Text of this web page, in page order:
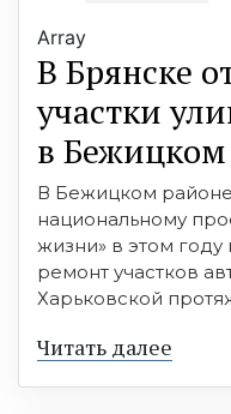
Array
В Брянске
участки
в
В Бежицком
национальному
жизни» в этом году
ремонт участков
Харьковской
Читать далее